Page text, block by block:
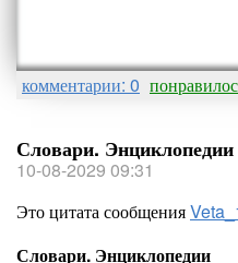
комментарии: 0
Словари. Энциклопедии
10-08-2029 09:31
Это цитата сообщения
Словари. Энциклопедии